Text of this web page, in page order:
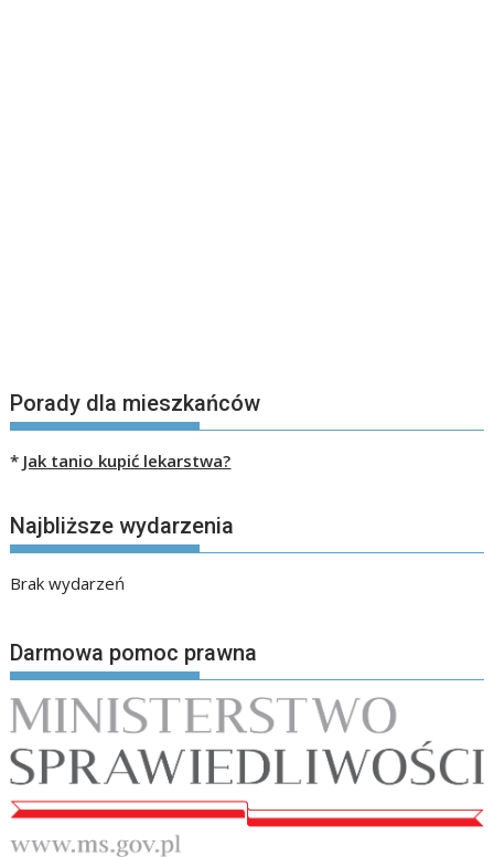
Porady dla mieszkańców
* Jak tanio kupić lekarstwa?
Najbliższe wydarzenia
Brak wydarzeń
Darmowa pomoc prawna